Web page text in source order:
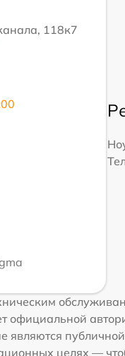
118к7
официальной
являются
целях —